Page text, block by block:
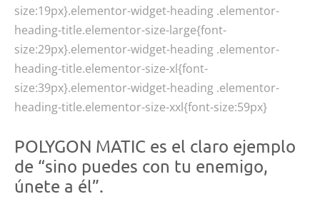
size:19px}.elementor-widget-heading .elementor-
heading-title.elementor-size-large{font-
size:29px}.elementor-widget-heading .elementor-
heading-title.elementor-size-xl{font-
size:39px}.elementor-widget-heading .elementor-
heading-title.elementor-size-xxl{font-size:59px}
POLYGON MATIC es el claro ejemplo
de “sino puedes con tu enemigo,
únete a él”.